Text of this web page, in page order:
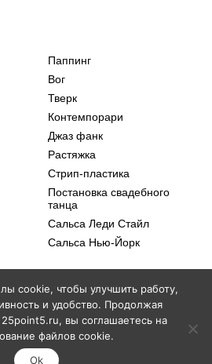
Паппинг
Вог
Тверк
Контемпорари
Джаз фанк
Растяжка
Стрип-пластика
Постановка свадебного
танца
Сальса Леди Стайл
Сальса Нью-Йорк
конфиденциальности
персональных данных
оферта
НАПИСАТЬ В
cookie, чтобы улучшить работу,
и удобство. Продолжая
25point5.ru, вы соглашаетесь на
файлов cookie.
Ok